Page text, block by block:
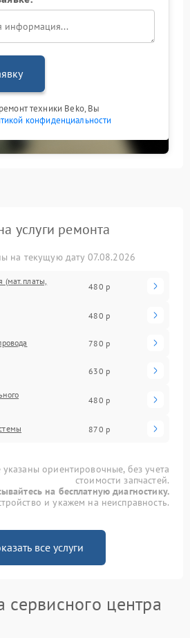
техники Beko, Вы
конфиденциальности
услуги ремонта
на текущую дату 07.08.2026
(мат.платы,
480 р
480 р
780 р
630 р
480 р
870 р
ориентировочные, без учета
стоимости запчастей.
на бесплатную диагностику.
и укажем на неисправность.
все услуги
центра